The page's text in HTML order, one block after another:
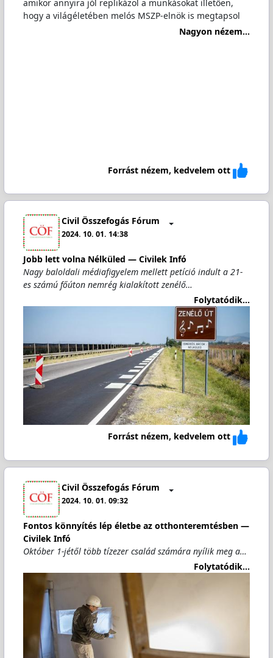
amikor annyira jól replikázol a munkásokat illetően,
hogy a világéletében melós MSZP-elnök is megtapsol
Nagyon nézem...
Forrást nézem, kedvelem ott
Civil Összefogás Fórum
2024. 10. 01. 14:38
Jobb lett volna Nélküled — Civilek Infó
Nagy baloldali médiafigyelem mellett petíció indult a 21-
es számú főúton nemrég kialakított zenélő…
Folytatódik...
Forrást nézem, kedvelem ott
Civil Összefogás Fórum
2024. 10. 01. 09:32
Fontos könnyítés lép életbe az otthonteremtésben —
Civilek Infó
Október 1-jétől több tízezer család számára nyílik meg a…
Folytatódik...